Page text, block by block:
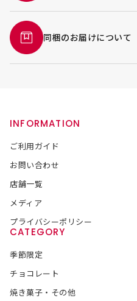
同梱のお届けについて
INFORMATION
ご利用ガイド
お問い合わせ
店舗一覧
メディア
プライバシーポリシー
CATEGORY
季節限定
チョコレート
焼き菓子・その他